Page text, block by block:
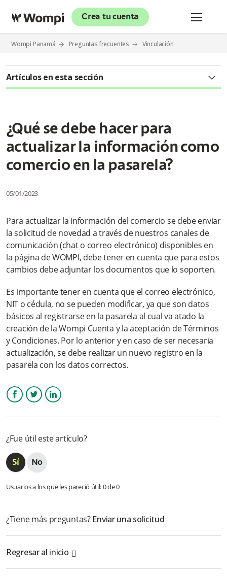
Crea tu cuenta
Wompi Panamá Preguntas frecuentes Vinculación
Artículos en esta sección
¿Qué se debe hacer para
actualizar la información como
comercio en la pasarela?
05/01/2023
Para actualizar la información del comercio se debe enviar
la solicitud de novedad a través de nuestros canales de
comunicación (chat o correo electrónico) disponibles en
la página de WOMPI, debe tener en cuenta que para estos
cambios debe adjuntar los documentos que lo soporten.
Es importante tener en cuenta que el correo electrónico,
NIT o cédula, no se pueden modificar, ya que son datos
básicos al registrarse en la pasarela al cual va atado la
creación de la Wompi Cuenta y la aceptación de Términos
y Condiciones. Por lo anterior y en caso de ser necesaria
actualización, se debe realizar un nuevo registro en la
pasarela con los datos correctos.
¿Fue útil este artículo?
Usuarios a los que les pareció útil: 0 de 0
¿Tiene más preguntas? Enviar una solicitud
Regresar al inicio